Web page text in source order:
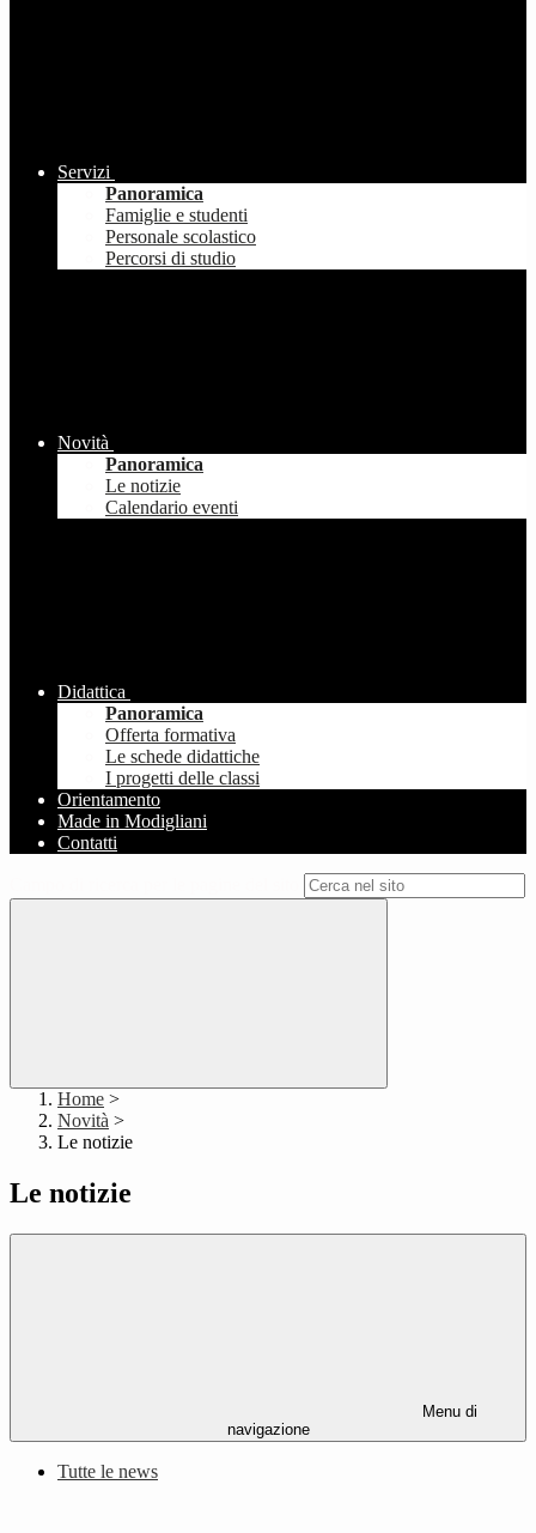
Servizi
Panoramica
Famiglie e studenti
Personale scolastico
Percorsi di studio
Novità
Panoramica
Le notizie
Calendario eventi
Didattica
Panoramica
Offerta formativa
Le schede didattiche
I progetti delle classi
Orientamento
Made in Modigliani
Contatti
Home >
Novità >
Le notizie
Le notizie
Menu di
navigazione
Tutte le news